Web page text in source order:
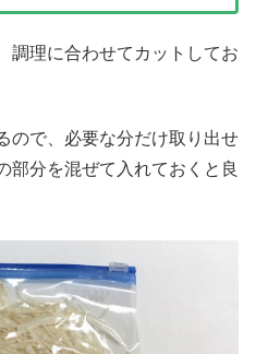
調理に合わせてカットしてお
ので、必要な分だけ取り出せ
部分を混ぜて入れておくと良